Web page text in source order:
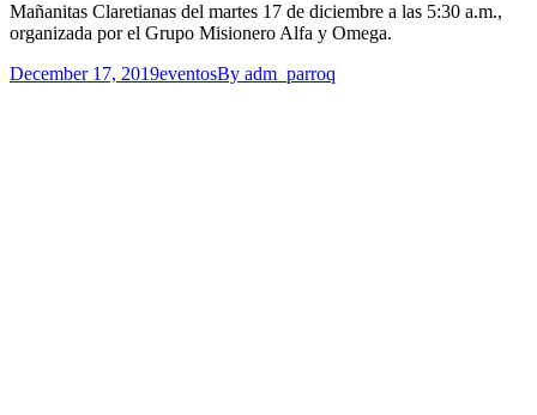
Mañanitas Claretianas del martes 17 de diciembre a las 5:30 a.m.,
organizada por el Grupo Misionero Alfa y Omega.
December 17, 2019eventosBy adm_parroq